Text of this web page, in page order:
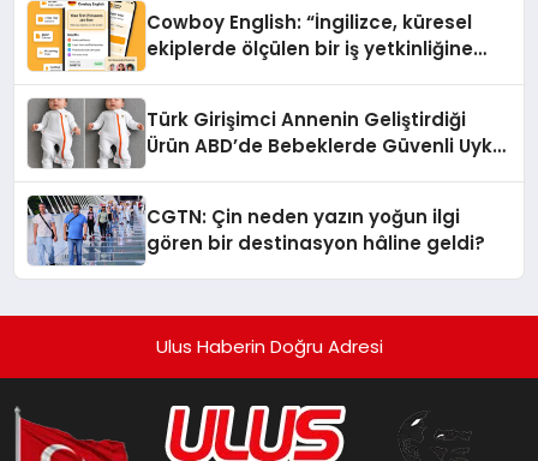
Cowboy English: “İngilizce, küresel
ekiplerde ölçülen bir iş yetkinliğine
Türk Girişimci Annenin Geliştirdiği
Ürün ABD’de Bebeklerde Güvenli Uyku
CGTN: Çin neden yazın yoğun ilgi
gören bir destinasyon hâline geldi?
Ulus Haberin Doğru Adresi